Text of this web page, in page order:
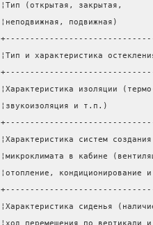
¦Тип (открытая,
¦неподвижная,
¦Тип и характеристика
¦Характеристика
¦звукоизоляция и
¦Характеристика систем
¦микроклимата в кабине
¦отопление,
¦Характеристика